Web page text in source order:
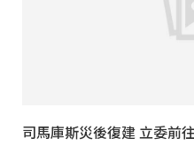
司馬庫斯災後復建 立委前